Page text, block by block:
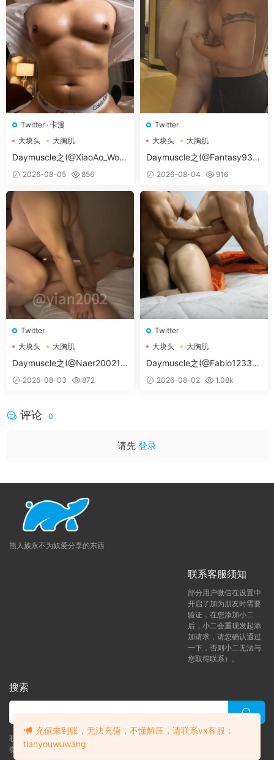
Twitter· 卡漫
大块头
大胸肌
大胸肌肉男
Daymuscle之(@XiaoAo_Worl
d-@XiaoAo.art）
2026-08-05 856
Twitter
大块头
大胸肌
大胸肌肉男
Daymuscle之(@Fantasy938
15579-@孔控Kong）
2026-08-04 916
Twitter
大块头
大胸肌
大胸肌肉男
Daymuscle之(@Naer20021-
@纳尔）
2026-08-03 872
Twitter
大块头
大胸肌
大胸肌肉男
Daymuscle之(@Fabio12333-
@辛叔是个G）
2026-08-02 1.08k
评论 0
请先 登录
熊人族永不为奴爱分享的东西
联系客服须知
部分用户微信在设置中
开启了加为朋友时需要
验证，在您添加小二
后，小二会重现发起添
加请求，请您确认通过
一下，否则小二无法与
您取得联系）。
搜索
联系客服 (添加后告诉客服-来自熊人族咨询问题)
微信客服（tianyouwuwang）
充值未到账，无法充值，不懂解压，请联系vx客服：
tianyouwuwang